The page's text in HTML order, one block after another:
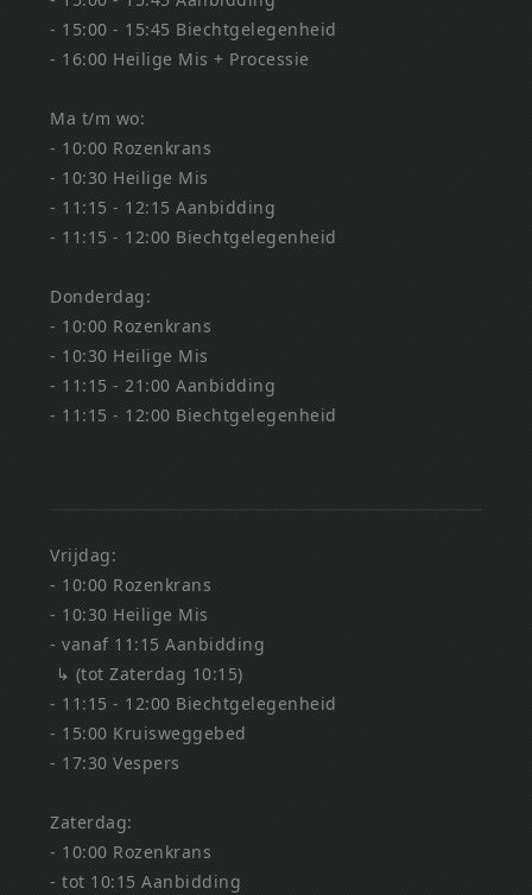
- 15:00 - 15:45 Biechtgelegenheid
- 16:00 Heilige Mis + Processie
Ma t/m wo:
- 10:00 Rozenkrans
- 10:30 Heilige Mis
- 11:15 - 12:15 Aanbidding
- 11:15 - 12:00 Biechtgelegenheid
Donderdag:
- 10:00 Rozenkrans
- 10:30 Heilige Mis
- 11:15 - 21:00 Aanbidding
- 11:15 - 12:00 Biechtgelegenheid
Vrijdag:
- 10:00 Rozenkrans
- 10:30 Heilige Mis
- vanaf 11:15 Aanbidding
↳ (tot Zaterdag 10:15)
- 11:15 - 12:00 Biechtgelegenheid
- 15:00 Kruisweggebed
- 17:30 Vespers
Zaterdag:
- 10:00 Rozenkrans
- tot 10:15 Aanbidding